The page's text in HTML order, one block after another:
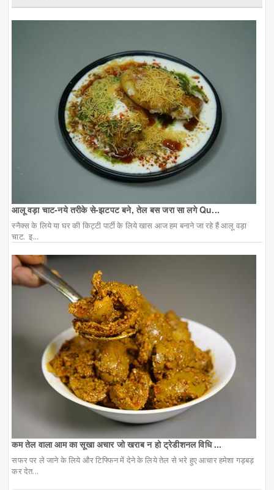
आलू वड़ा चाट-नये तरीके से-झटपट बने, तेल बस जरा सा लगे Qu...
स्नैक्स के लिये या घर की किट्टी पार्टी के लिये खास आज हम बनाने जा रहे हैं आलू वड़ा
चाट. इ...
कम तेल वाला आम का सूखा अचार जो खराब न हो ट्रेडीशनल विधि ...
सफर पर ले जाने के लिये और टिफ्फिन में देने के लिये तेल से भरे हुए आचार हमेशा गड़बड़
कर देत...